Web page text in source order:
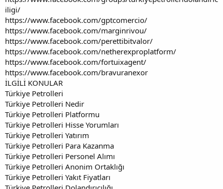
iligi/
https://www.facebook.com/gptcomercio/
https://www.facebook.com/marginrivou/
https://www.facebook.com/perettibitvalor/
https://www.facebook.com/netherexproplatform/
https://www.facebook.com/fortuixagent/
https://www.facebook.com/bravuranexor
İLGİLİ KONULAR
Türkiye Petrolleri
Türkiye Petrolleri Nedir
Türkiye Petrolleri Platformu
Türkiye Petrolleri Hisse Yorumları
Türkiye Petrolleri Yatırım
Türkiye Petrolleri Para Kazanma
Türkiye Petrolleri Personel Alımı
Türkiye Petrolleri Anonim Ortaklığı
Türkiye Petrolleri Yakıt Fiyatları